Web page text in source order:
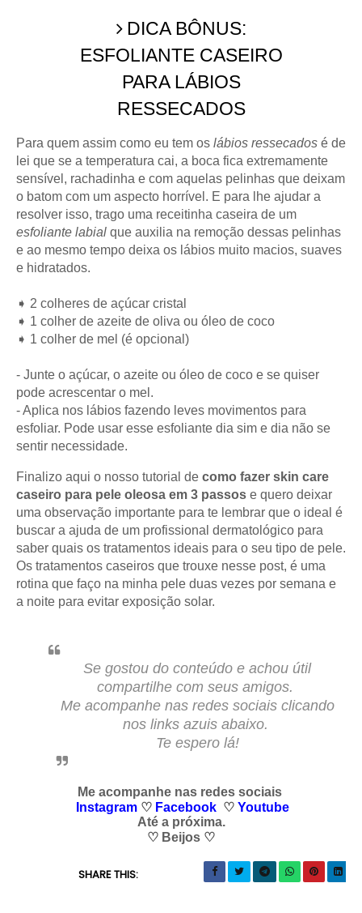
DICA BÔNUS:
ESFOLIANTE CASEIRO
PARA LÁBIOS
RESSECADOS
Para quem assim como eu tem os lábios ressecados é de
lei que se a temperatura cai, a boca fica extremamente
sensível, rachadinha e com aquelas pelinhas que deixam
o batom com um aspecto horrível. E para lhe ajudar a
resolver isso, trago uma receitinha caseira de um
esfoliante labial que auxilia na remoção dessas pelinhas
e ao mesmo tempo deixa os lábios muito macios, suaves
e hidratados.
➧ 2 colheres de açúcar cristal
➧ 1 colher de azeite de oliva ou óleo de coco
➧ 1 colher de mel (é opcional)
- Junte o açúcar, o azeite ou óleo de coco e se quiser
pode acrescentar o mel.
- Aplica nos lábios fazendo leves movimentos para
esfoliar. Pode usar esse esfoliante dia sim e dia não se
sentir necessidade.
Finalizo aqui o nosso tutorial de como fazer skin care
caseiro para pele oleosa em 3 passos e quero deixar
uma observação importante para te lembrar que o ideal é
buscar a ajuda de um profissional dermatológico para
saber quais os tratamentos ideais para o seu tipo de pele.
Os tratamentos caseiros que trouxe nesse post, é uma
rotina que faço na minha pele duas vezes por semana e
a noite para evitar exposição solar.
Se gostou do conteúdo e achou útil
compartilhe com seus amigos.
Me acompanhe nas redes sociais clicando
nos links azuis abaixo.
Te espero lá!
Me acompanhe nas redes sociais
Instagram ♡ Facebook ♡ Youtube
Até a próxima.
♡ Beijos ♡
SHARE THIS: